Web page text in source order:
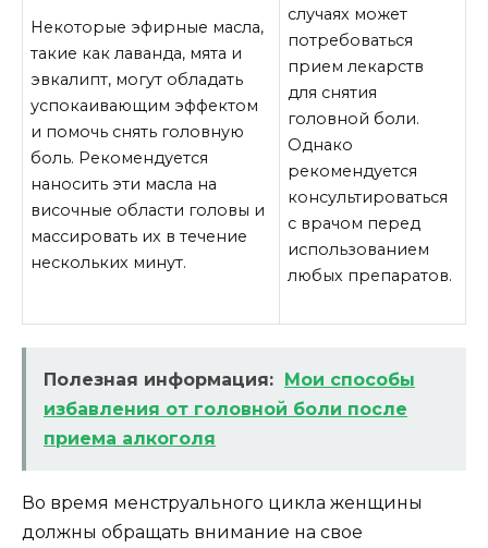
Некоторые эфирные масла,
такие как лаванда, мята и
эвкалипт, могут обладать
успокаивающим эффектом
и помочь снять головную
боль. Рекомендуется
наносить эти масла на
височные области головы и
массировать их в течение
нескольких минут.
случаях может
потребоваться
прием лекарств
для снятия
головной боли.
Однако
рекомендуется
консультироваться
с врачом перед
использованием
любых препаратов.
Полезная информация:
Мои способы
избавления от головной боли после
приема алкоголя
Во время менструального цикла женщины
должны обращать внимание на свое